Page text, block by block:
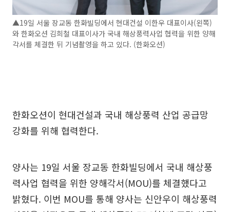
▲19일 서울 장교동 한화빌딩에서 현대건설 이한우 대표이사(왼쪽)
와 한화오션 김희철 대표이사가 국내 해상풍력사업 협력을 위한 양해
각서를 체결한 뒤 기념촬영을 하고 있다. (한화오션)
한화오션이 현대건설과 국내 해상풍력 산업 공급망
강화를 위해 협력한다.
양사는 19일 서울 장교동 한화빌딩에서 국내 해상풍
력사업 협력을 위한 양해각서(MOU)를 체결했다고
밝혔다. 이번 MOU를 통해 양사는 신안우이 해상풍력